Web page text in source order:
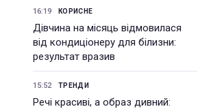
16:19 КОРИСНЕ
Дівчина на місяць відмовилася
від кондиціонеру для білизни:
результат вразив
15:52 ТРЕНДИ
Речі красиві, а образ дивний: